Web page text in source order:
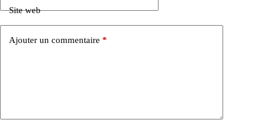
Site web
Ajouter un commentaire *